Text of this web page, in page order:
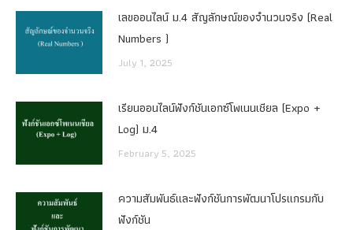
เลขออนไลน์ ม.4 สัญลักษณ์ของจำนวนจริง (Real
Numbers )
July 1, 2025
เรียนออนไลน์ฟังก์ชันเอกซ์โพเนนเชียล (Expo +
Log) ม.4
February 5, 2025
ความสัมพันธ์และฟังก์ชันการพัฒนาโปรแกรมกับ
ฟังก์ชัน